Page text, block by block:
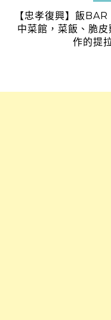
【忠孝復興】飯
中菜館，菜飯、脆
作的提